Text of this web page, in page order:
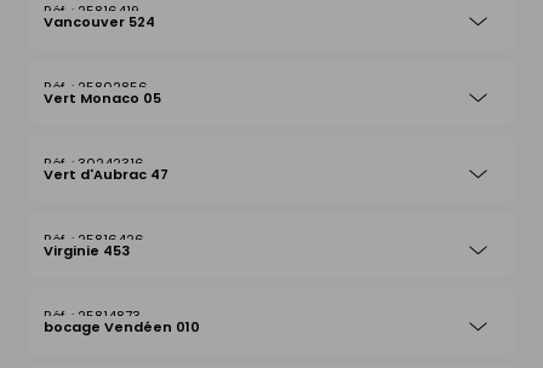
25816419
Vancouver 524
25802856
Vert Monaco 05
30242316
Vert d'Aubrac 47
25816426
Virginie 453
25814873
bocage Vendéen 010